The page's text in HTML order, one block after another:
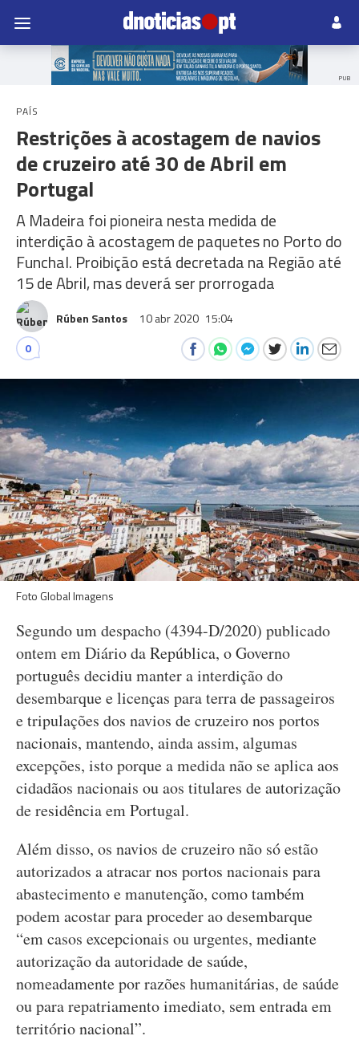
PUB
PAÍS
Restrições à acostagem de navios
de cruzeiro até 30 de Abril em
Portugal
A Madeira foi pioneira nesta medida de
interdição à acostagem de paquetes no Porto do
Funchal. Proibição está decretada na Região até
15 de Abril, mas deverá ser prorrogada
Rúben Santos 10 abr 2020 15:04
0
Foto Global Imagens
Segundo um despacho (4394-D/2020) publicado
ontem em Diário da República, o Governo
português decidiu manter a interdição do
desembarque e licenças para terra de passageiros
e tripulações dos navios de cruzeiro nos portos
nacionais, mantendo, ainda assim, algumas
excepções, isto porque a medida não se aplica aos
cidadãos nacionais ou aos titulares de autorização
de residência em Portugal.
Além disso, os navios de cruzeiro não só estão
autorizados a atracar nos portos nacionais para
abastecimento e manutenção, como também
podem acostar para proceder ao desembarque
“em casos excepcionais ou urgentes, mediante
autorização da autoridade de saúde,
nomeadamente por razões humanitárias, de saúde
ou para repatriamento imediato, sem entrada em
território nacional”.